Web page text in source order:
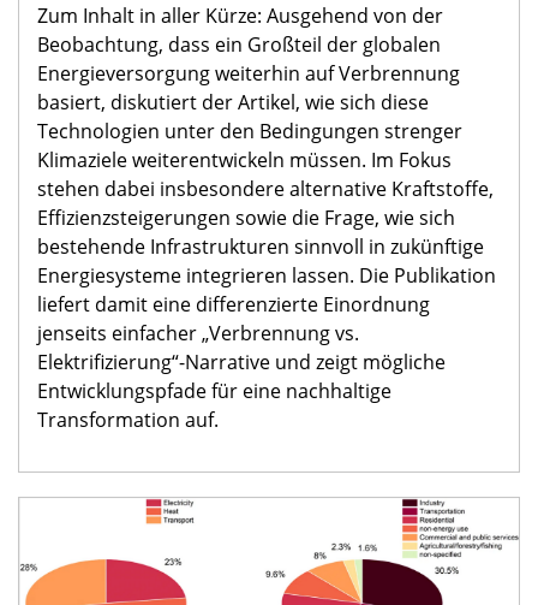
Zum Inhalt in aller Kürze: Ausgehend von der
Beobachtung, dass ein Großteil der globalen
Energieversorgung weiterhin auf Verbrennung
basiert, diskutiert der Artikel, wie sich diese
Technologien unter den Bedingungen strenger
Klimaziele weiterentwickeln müssen. Im Fokus
stehen dabei insbesondere alternative Kraftstoffe,
Effizienzsteigerungen sowie die Frage, wie sich
bestehende Infrastrukturen sinnvoll in zukünftige
Energiesysteme integrieren lassen. Die Publikation
liefert damit eine differenzierte Einordnung
jenseits einfacher „Verbrennung vs.
Elektrifizierung“-Narrative und zeigt mögliche
Entwicklungspfade für eine nachhaltige
Transformation auf.